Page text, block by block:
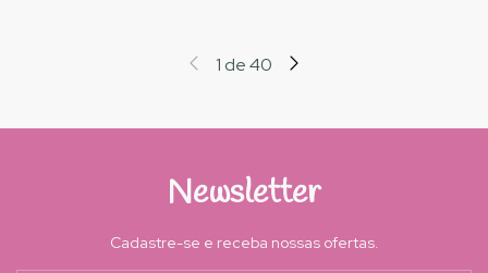
1 de40
Newsletter
Cadastre-se e receba nossas ofertas.